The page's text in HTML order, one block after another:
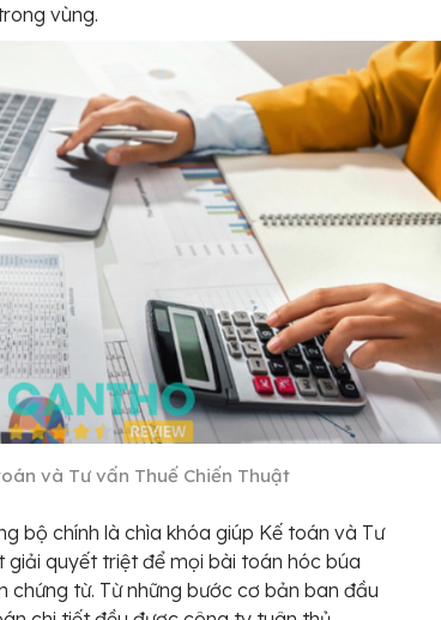
vùng.
và Tư vấn Thuế Chiến Thuật
bộ chính là chìa khóa giúp Kế toán và Tư
giải quyết triệt để mọi bài toán hóc búa
chứng từ. Từ những bước cơ bản ban đầu